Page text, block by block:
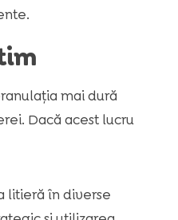
mai dură
Dacă acest lucru
litieră în diverse